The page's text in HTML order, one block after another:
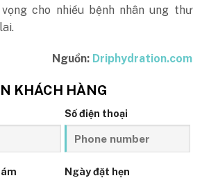
cho nhiều bệnh nhân ung thư
Nguồn: Driphydration.com
KHÁCH HÀNG
Số điện thoại
Ngày đặt hẹn